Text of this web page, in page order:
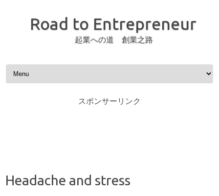
Road to Entrepreneur
起業への道 創業之路
Skip to content
スポンサーリンク
Headache and stress